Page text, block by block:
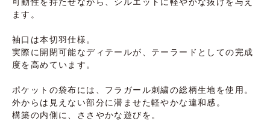
ます。
袖口は本切羽仕様。
実際に開閉可能なディテールが、テーラードとしての完成
度を高めています。
ポケットの袋布には、フラガール刺繍の総柄生地を使用。
外からは見えない部分に潜ませた軽やかな違和感。
構築の内側に、ささやかな遊びを。